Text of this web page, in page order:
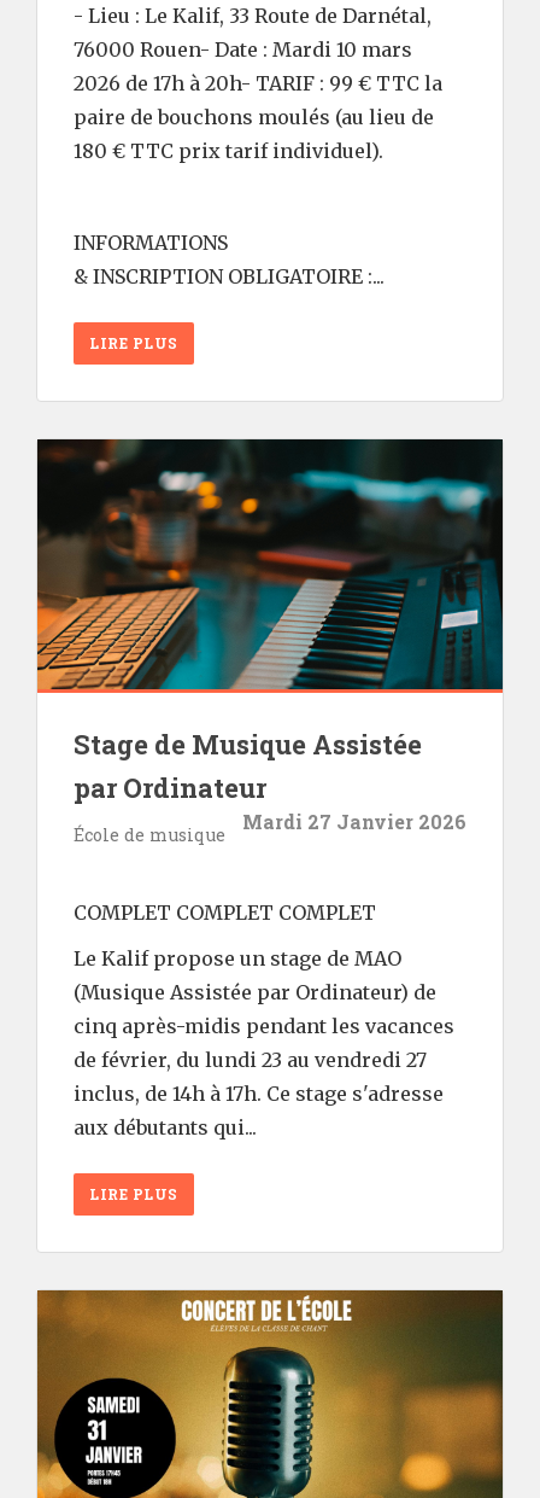
- Lieu : Le Kalif, 33 Route de Darnétal,
76000 Rouen- Date : Mardi 10 mars
2026 de 17h à 20h- TARIF : 99 € TTC la
paire de bouchons moulés (au lieu de
180 € TTC prix tarif individuel).
INFORMATIONS
& INSCRIPTION OBLIGATOIRE :...
LIRE PLUS
Stage de Musique Assistée
par Ordinateur
École de musique
Mardi 27 Janvier 2026
COMPLET COMPLET COMPLET
Le Kalif propose un stage de MAO
(Musique Assistée par Ordinateur) de
cinq après-midis pendant les vacances
de février, du lundi 23 au vendredi 27
inclus, de 14h à 17h. Ce stage s'adresse
aux débutants qui...
LIRE PLUS